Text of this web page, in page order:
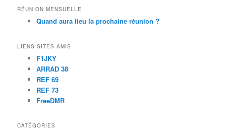
RÉUNION MENSUELLE
Quand aura lieu la prochaine réunion ?
LIENS SITES AMIS
F1JKY
ARRAD 38
REF 69
REF 73
FreeDMR
CATÉGORIES